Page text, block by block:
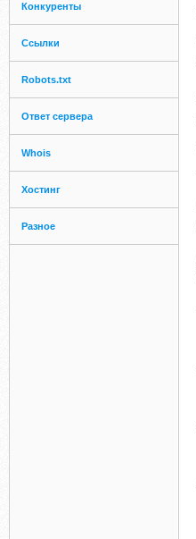
Конкуренты
Ссылки
Robots.txt
Ответ сервера
Whois
Хостинг
Разное